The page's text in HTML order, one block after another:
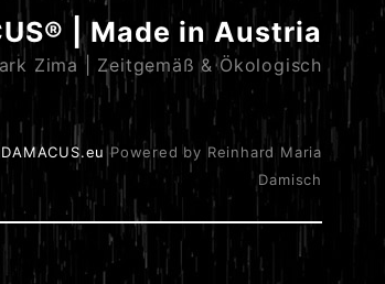
| Made in Austria
Zima | Zeitgemäß & Ökologisch
DAMACUS.eu Powered by Reinhard Maria
Damisch